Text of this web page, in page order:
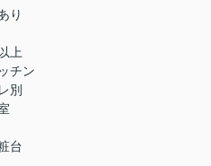
り
上
チン
別
台